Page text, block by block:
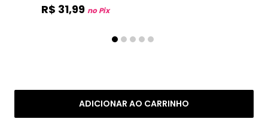
ADICIONAR AO CARRINHO
R$ 31,99 no Pix